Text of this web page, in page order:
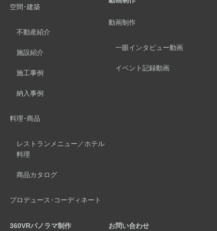
空間･建築
不動産紹介
施設紹介
施工事例
納入事例
料理･商品
レストランメニュー／ホテル
料理
商品カタログ
プロデュース･コーディネート
動画制作
一眼インタビュー動画
イベント記録動画
360VRパノラマ制作 お問い合わせ